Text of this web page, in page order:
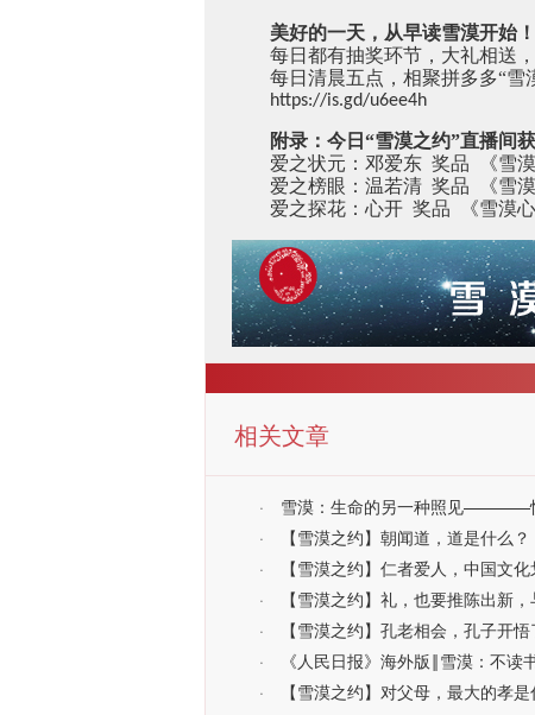
美好的一天，从早读雪漠开始！
每日都有抽奖环节，大礼相送，
每日清晨五点，相聚拼多多“雪
https://is.gd/u6ee4h
附录：今日“雪漠之约”直播间
爱之状元：邓爱东 奖品 《雪漠
爱之榜眼：温若清 奖品 《雪漠
爱之探花：心开 奖品 《雪漠心
相关文章
· 雪漠：生命的另一种照见————
· 【雪漠之约】朝闻道，道是什么？
· 【雪漠之约】仁者爱人，中国文
· 【雪漠之约】礼，也要推陈出新
· 【雪漠之约】孔老相会，孔子开悟
· 《人民日报》海外版‖雪漠：不读
· 【雪漠之约】对父母，最大的孝是